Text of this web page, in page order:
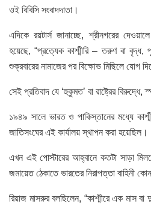
ওই বিবিসি সংবাদদাতা।
এদিকে রয়টার্স জানাচ্ছে, শ্রীনগরের
হয়েছে, “প্রত্যেক কাশ্মীরি – তরুণ বা বৃদ্ধ,
শুক্রবারের নামাজের পর বিক্ষোভ মিছিলে যোগ
সেই প্রতিবাদ যে ‘হুকুমত’ বা রাষ্ট্রের বিরুদ্ধে,
১৯৪৯ সালে ভারত ও পাকিস্তানের মধ্যে
জাতিসংঘের এই কার্যালয় স্থাপন করা হয়েছিল।
এখন এই পোস্টারের আহ্বানে কতটা সাড়া
জমায়েত ঠেকাতে ভারতের নিরাপত্তা বাহিনী
রিয়াজ মাসরুর বলছিলেন, “কাশ্মীরে এক মাস বা